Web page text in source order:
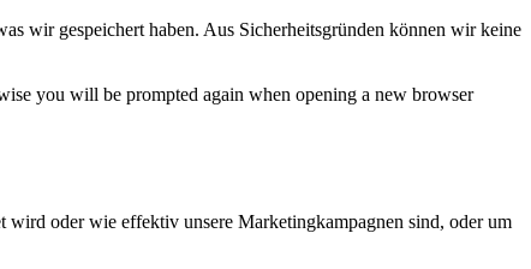
wir gespeichert haben. Aus Sicherheitsgründen können wir keine
you will be prompted again when opening a new browser
wird oder wie effektiv unsere Marketingkampagnen sind, oder um